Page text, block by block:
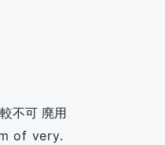
不可 廃用
of very.